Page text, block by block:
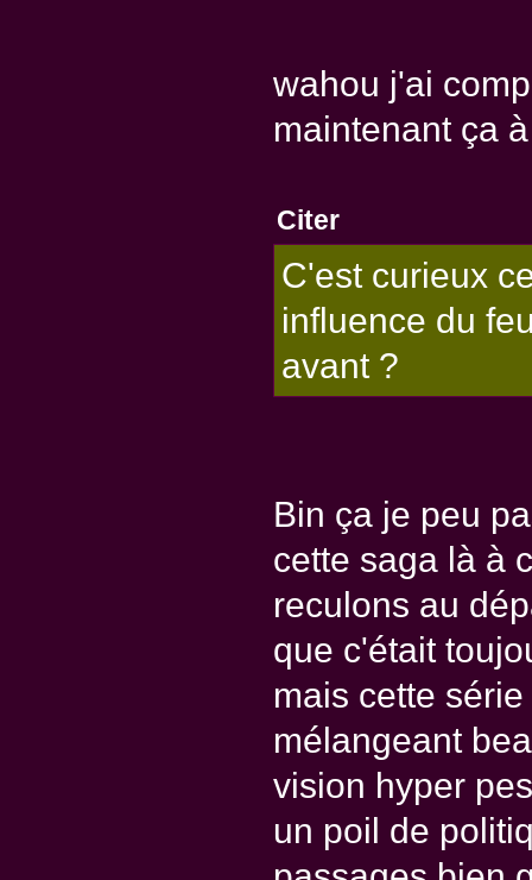
wahou j'ai
maintenant ça
Citer
C'est curieux
influence du
avant ?
Bin ça je peu
cette saga là à
reculons au
que c'était
mais cette
mélangeant
vision hyper
un poil de